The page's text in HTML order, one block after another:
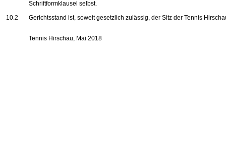
Schriftformklausel selbst.
10.2
Gerichtsstand ist, soweit gesetzlich zulässig, der Sitz der Tennis
Tennis Hirschau, Mai 2018